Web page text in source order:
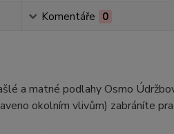
Komentáře 0
a matné podlahy Osmo
okolním vlivům) zabráníte